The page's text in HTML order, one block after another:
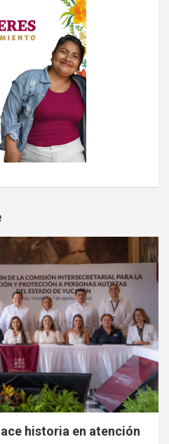
historia en atención